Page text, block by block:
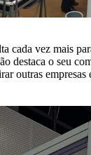
cada vez mais
destaca o seu
outras